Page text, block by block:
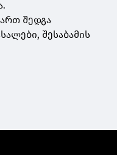
შედგა
შესაბამის